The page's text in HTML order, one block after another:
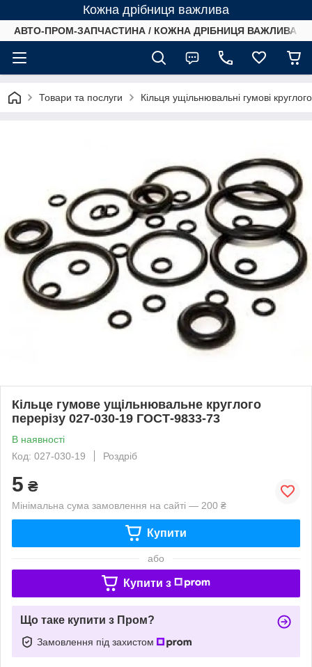
Кожна дрібниця важлива
АВТО-ПРОМ-ЗАПЧАСТИНА / КОЖНА ДРІБНИЦЯ ВАЖЛИВА /
Товари та послуги Кільця ущільнювальні гумові
Кільце гумове ущільнювальне круглого
перерізу 027-030-19 ГОСТ-9833-73
В наявності
Код: 027-030-19
Роздріб
5 ₴
Мінімальна сума замовлення на сайті — 200 ₴
Купити
або
Купити з
Що таке купити з Пром?
Замовлення під захистом